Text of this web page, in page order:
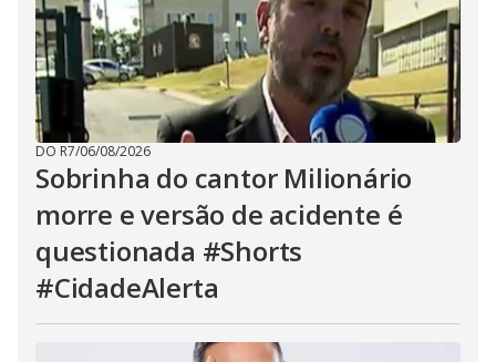
DO R7/06/08/2026
Sobrinha do cantor Milionário
morre e versão de acidente é
questionada #Shorts
#CidadeAlerta